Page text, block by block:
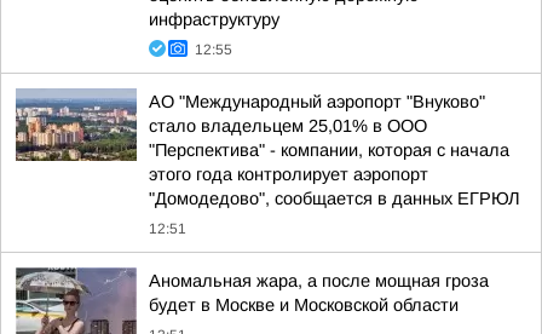
инфраструктуру
12:55
АО "Международный аэропорт "Внуково"
стало владельцем 25,01% в ООО
"Перспектива" - компании, которая с начала
этого года контролирует аэропорт
"Домодедово", сообщается в данных ЕГРЮЛ
12:51
Аномальная жара, а после мощная гроза
будет в Москве и Московской области